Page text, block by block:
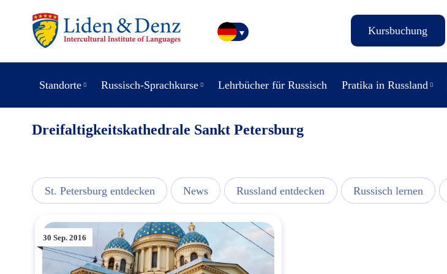
Kursbuchung
Standorte Russisch-Sprachkurse Lehrbücher für Russisch Pratika in Russland
Dreifaltigkeitskathedrale Sankt Petersburg
St. Petersburg entdecken News Russland entdecken Russisch lernen
30 Sep. 2016